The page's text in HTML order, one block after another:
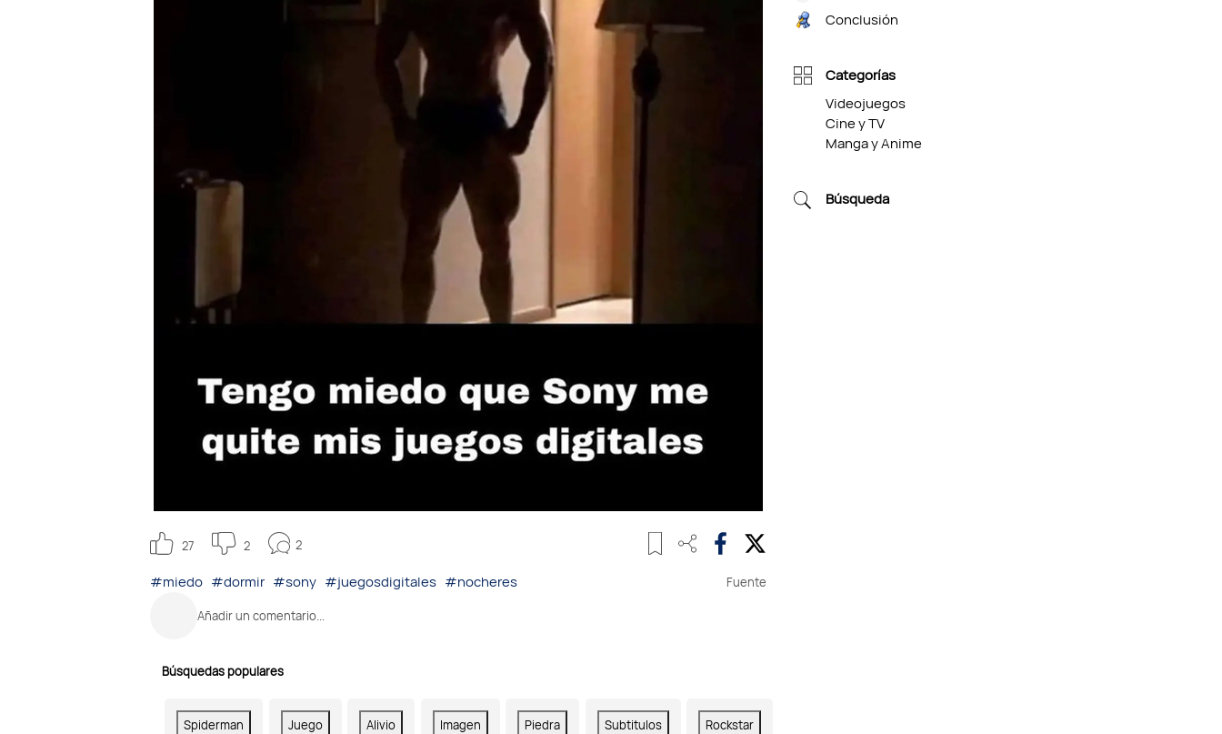
27 2 2
#miedo #dormir #sony #juegosdigitales #nocheres Fuente
Añadir un comentario...
Búsquedas populares
Spiderman Juego Alivio Imagen Piedra Subtitulos Rockstar
Conclusión
Categorías
Videojuegos
Cine y TV
Manga y Anime
Búsqueda